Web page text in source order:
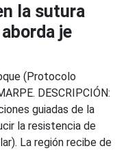
la sutura
je
(Protocolo
DESCRIPCIÓN:
guiadas de la
la resistencia de
La región recibe de